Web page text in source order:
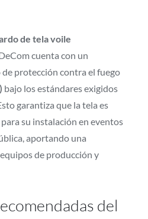
de tela voile
cuenta con un
protección contra el fuego
bajo los estándares exigidos
garantiza que la tela es
su instalación en eventos
aportando una
de producción y
del